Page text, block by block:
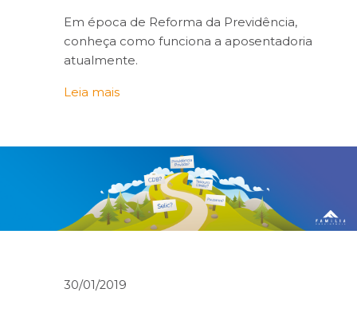
Em época de Reforma da Previdência,
conheça como funciona a aposentadoria
atualmente.
Leia mais
30/01/2019